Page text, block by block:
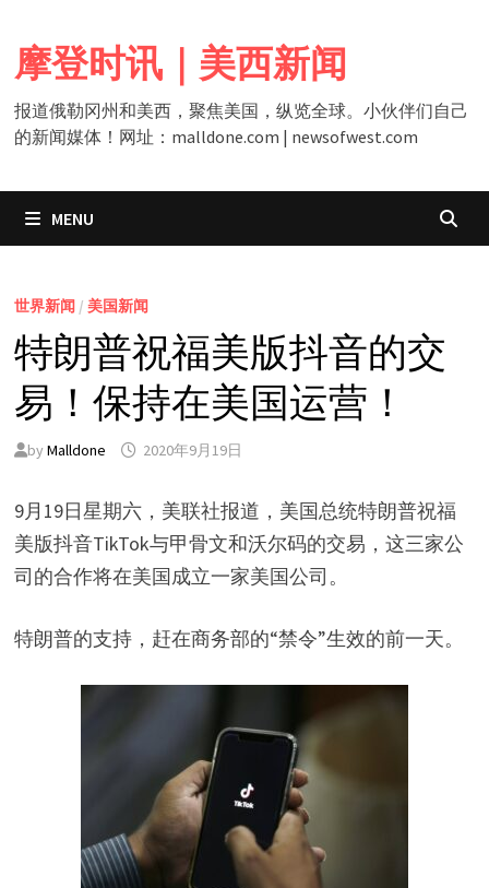
content
摩登时讯｜美西新闻
报道俄勒冈州和美西，聚焦美国，纵览全球。小伙伴们自己
的新闻媒体！网址：malldone.com | newsofwest.com
MENU
世界新闻/ 美国新闻
特朗普祝福美版抖音的交
易！保持在美国运营！
by Malldone 2020年9月19日
9月19日星期六，美联社报道，美国总统特朗普祝福
美版抖音TikTok与甲骨文和沃尔码的交易，这三家公
司的合作将在美国成立一家美国公司。
特朗普的支持，赶在商务部的“禁令”生效的前一天。